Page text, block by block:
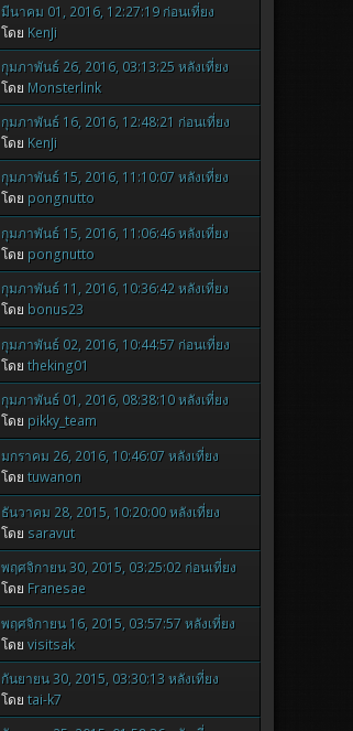
มีนาคม 01, 2016, 12:27:19 ก่อนเที่ยง
โดย KenJi
กุมภาพันธ์ 26, 2016, 03:13:25 หลังเที่ยง
โดย Monsterlink
กุมภาพันธ์ 16, 2016, 12:48:21 ก่อนเที่ยง
โดย KenJi
กุมภาพันธ์ 15, 2016, 11:10:07 หลังเที่ยง
โดย pongnutto
กุมภาพันธ์ 15, 2016, 11:06:46 หลังเที่ยง
โดย pongnutto
กุมภาพันธ์ 11, 2016, 10:36:42 หลังเที่ยง
โดย bonus23
กุมภาพันธ์ 02, 2016, 10:44:57 ก่อนเที่ยง
โดยtheking01
กุมภาพันธ์ 01, 2016, 08:38:10 หลังเที่ยง
โดย pikky_team
มกราคม 26, 2016, 10:46:07 หลังเที่ยง
โดยtuwanon
ธันวาคม 28, 2015, 10:20:00 หลังเที่ยง
โดย saravut
พฤศจิกายน 30, 2015, 03:25:02 ก่อนเที่ยง
โดย Franesae
พฤศจิกายน 16, 2015, 03:57:57 หลังเที่ยง
โดยvisitsak
กันยายน 30, 2015, 03:30:13 หลังเที่ยง
โดยtai-k7